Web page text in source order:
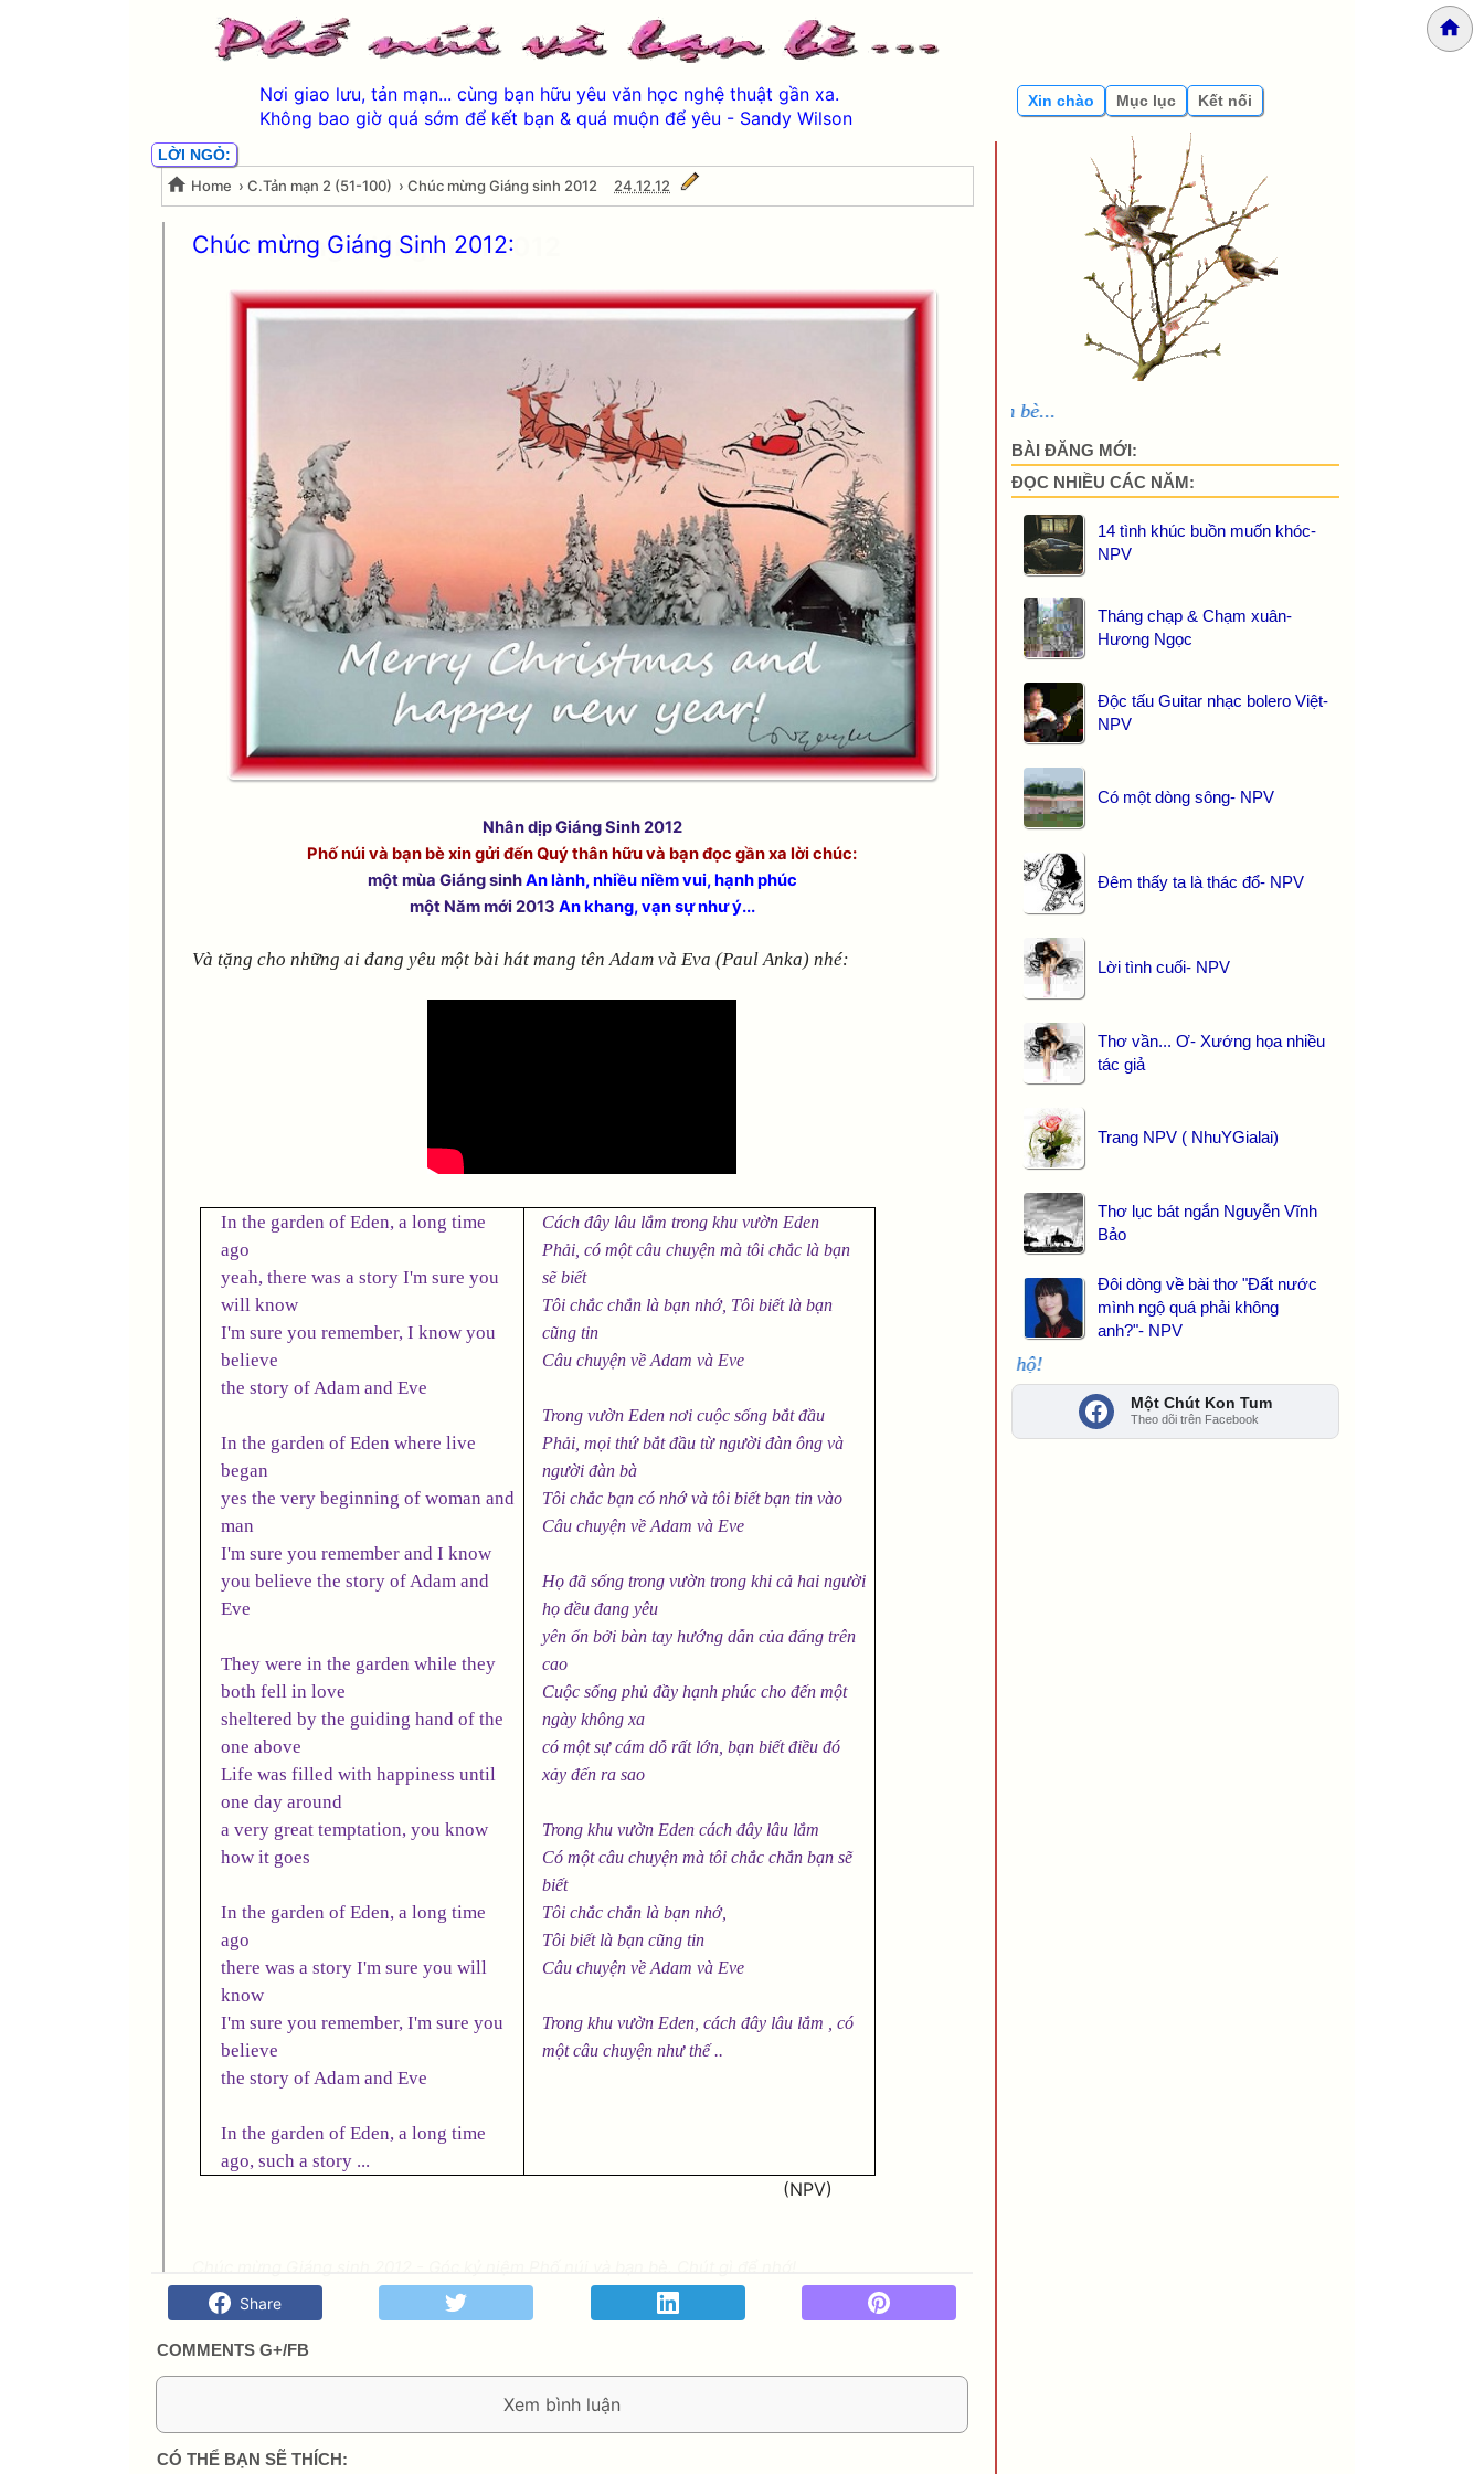
Nơi giao lưu, tản mạn... cùng bạn hữu yêu văn học nghệ thuật gần xa.
Không bao giờ quá sớm để kết bạn & quá muộn để yêu - Sandy Wilson
LỜI NGỎ:
Home › C.Tản mạn 2 (51-100) › Chúc mừng Giáng sinh 2012 24.12.12
Chúc mừng Giáng sinh 2012
Chúc mừng Giáng Sinh 2012:
Nhân dịp Giáng Sinh 2012
Phố núi và bạn bè xin gửi đến Quý thân hữu và bạn đọc gần xa lời chúc:
một mùa Giáng sinhAn lành, nhiều niềm vui, hạnh phúc
một Năm mới 2013 An khang, vạn sự như ý...
Và tặng cho những ai đang yêu một bài hát mang tên Adam và Eva (Paul Anka) nhé:
In the garden of Eden, a long time
ago
yeah, there was a story I'm sure you
will know
I'm sure you remember, I know you
believe
the story of Adam and Eve
In the garden of Eden where live
began
yes the very beginning of woman and
man
I'm sure you remember and I know
you believe the story of Adam and
Eve
They were in the garden while they
both fell in love
sheltered by the guiding hand of the
one above
Life was filled with happiness until
one day around
a very great temptation, you know
how it goes
In the garden of Eden, a long time
ago
there was a story I'm sure you will
know
I'm sure you remember, I'm sure you
believe
the story of Adam and Eve
In the garden of Eden, a long time
ago, such a story ...
Cách đây lâu lắm trong khu vườn Eden
Phải, có một câu chuyện mà tôi chắc là bạn
sẽ biết
Tôi chắc chắn là bạn nhớ, Tôi biết là bạn
cũng tin
Câu chuyện về Adam và Eve
Trong vườn Eden nơi cuộc sống bắt đầu
Phải, mọi thứ bắt đầu từ người đàn ông và
người đàn bà
Tôi chắc bạn có nhớ và tôi biết bạn tin vào
Câu chuyện về Adam và Eve
Họ đã sống trong vườn trong khi cả hai người
họ đều đang yêu
yên ổn bởi bàn tay hướng dẫn của đấng trên
cao
Cuộc sống phủ đầy hạnh phúc cho đến một
ngày không xa
có một sự cám dỗ rất lớn, bạn biết điều đó
xảy đến ra sao
Trong khu vườn Eden cách đây lâu lắm
Có một câu chuyện mà tôi chắc chắn bạn sẽ
biết
Tôi chắc chắn là bạn nhớ,
Tôi biết là bạn cũng tin
Câu chuyện về Adam và Eve
Trong khu vườn Eden, cách đây lâu lắm , có
một câu chuyện như thế ..
(NPV)
Share
COMMENTS G+/FB
0 Comment:
CÓ THỂ BẠN SẼ THÍCH:
Xin chào Mục lục Kết nối
BÀI ĐĂNG MỚI:
ĐỌC NHIỀU CÁC NĂM:
14 tình khúc buồn muốn khóc-
NPV
Tháng chạp & Chạm xuân-
Hương Ngọc
Độc tấu Guitar nhạc bolero Việt-
NPV
Có một dòng sông- NPV
Đêm thấy ta là thác đổ- NPV
Lời tình cuối- NPV
Thơ vần... Ơ- Xướng họa nhiều
tác giả
Trang NPV ( NhuYGialai)
Thơ lục bát ngắn Nguyễn Vĩnh
Bảo
Đôi dòng về bài thơ "Đất nước
mình ngộ quá phải không
anh?"- NPV
Một Chút Kon Tum
Theo dõi trên Facebook